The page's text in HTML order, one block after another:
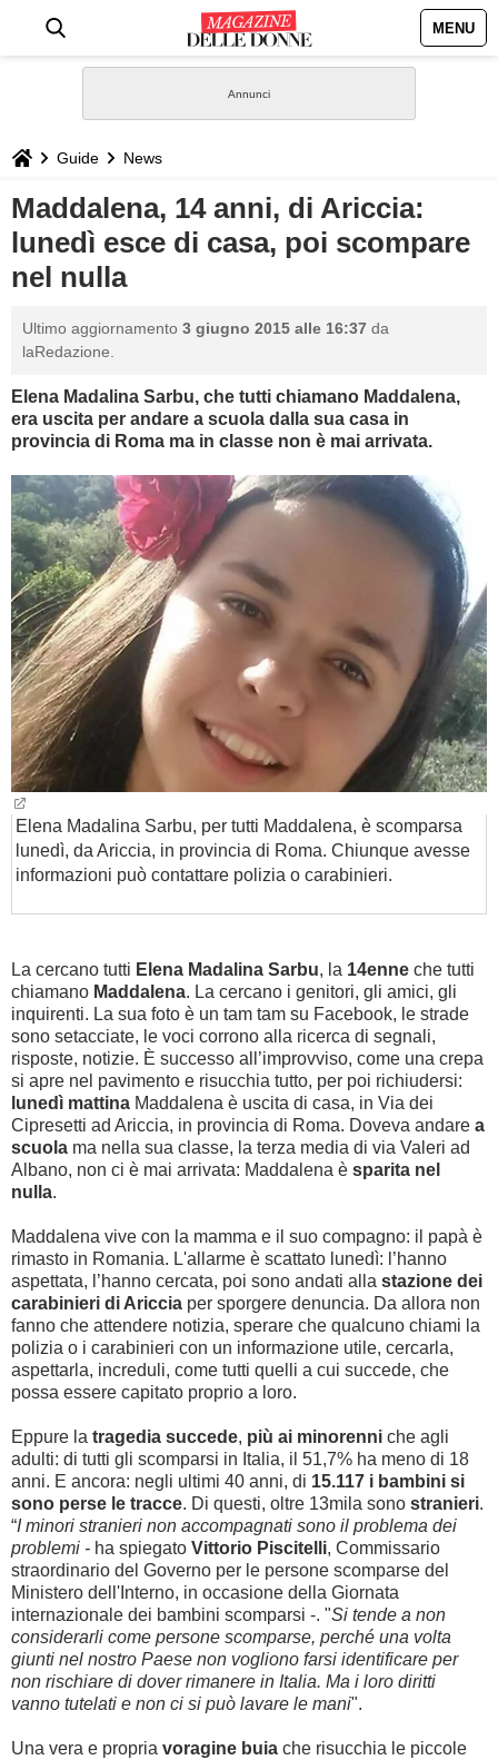
MENU
STILE
BIOGRAFIE
CAPELLI
SESSO
BAMBINO
DIETA
GUIDE
FORUM
Guide News
Maddalena, 14 anni, di Ariccia:
lunedì esce di casa, poi scompare
nel nulla
Ultimo aggiornamento 3 giugno 2015 alle 16:37 da
laRedazione.
Elena Madalina Sarbu, che tutti chiamano Maddalena,
era uscita per andare a scuola dalla sua casa in
provincia di Roma ma in classe non è mai arrivata.
Elena Madalina Sarbu, per tutti Maddalena, è scomparsa
lunedì, da Ariccia, in provincia di Roma. Chiunque avesse
informazioni può contattare polizia o carabinieri.
La cercano tutti Elena Madalina Sarbu, la 14enne che tutti
chiamano Maddalena. La cercano i genitori, gli amici, gli
inquirenti. La sua foto è un tam tam su Facebook, le strade
sono setacciate, le voci corrono alla ricerca di segnali,
risposte, notizie. È successo all’improvviso, come una crepa
si apre nel pavimento e risucchia tutto, per poi richiudersi:
lunedì mattina Maddalena è uscita di casa, in Via dei
Cipresetti ad Ariccia, in provincia di Roma. Doveva andare a
scuola ma nella sua classe, la terza media di via Valeri ad
Albano, non ci è mai arrivata: Maddalena è sparita nel
nulla.
Maddalena vive con la mamma e il suo compagno: il papà è
rimasto in Romania. L'allarme è scattato lunedì: l’hanno
aspettata, l’hanno cercata, poi sono andati alla stazione dei
carabinieri di Ariccia per sporgere denuncia. Da allora non
fanno che attendere notizia, sperare che qualcuno chiami la
polizia o i carabinieri con un informazione utile, cercarla,
aspettarla, increduli, come tutti quelli a cui succede, che
possa essere capitato proprio a loro.
Eppure la tragedia succede, più ai minorenni che agli
adulti: di tutti gli scomparsi in Italia, il 51,7% ha meno di 18
anni. E ancora: negli ultimi 40 anni, di 15.117 i bambini si
sono perse le tracce. Di questi, oltre 13mila sono stranieri.
“I minori stranieri non accompagnati sono il problema dei
problemi - ha spiegato Vittorio Piscitelli, Commissario
straordinario del Governo per le persone scomparse del
Ministero dell'Interno, in occasione della Giornata
internazionale dei bambini scomparsi -. "Si tende a non
considerarli come persone scomparse, perché una volta
giunti nel nostro Paese non vogliono farsi identificare per
non rischiare di dover rimanere in Italia. Ma i loro diritti
vanno tutelati e non ci si può lavare le mani".
Una vera e propria voragine buia che risucchia le piccole